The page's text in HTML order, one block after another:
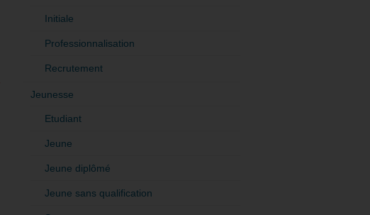
Initiale
Professionnalisation
Recrutement
Jeunesse
Etudiant
Jeune
Jeune diplômé
Jeune sans qualification